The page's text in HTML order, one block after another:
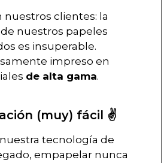
nuestros clientes: la
de nuestros papeles
es insuperable.
impreso en
de alta gama.
(muy) fácil ✌️
nuestra tecnología de
empapelar nunca